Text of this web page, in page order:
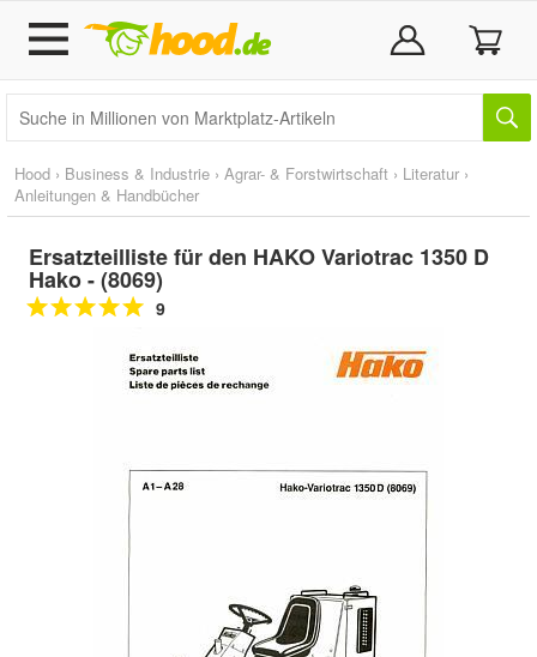
Hood › Business & Industrie › Agrar- & Forstwirtschaft › Literatur ›
Anleitungen & Handbücher
Ersatzteilliste für den HAKO Variotrac 1350 D
Hako - (8069)
9